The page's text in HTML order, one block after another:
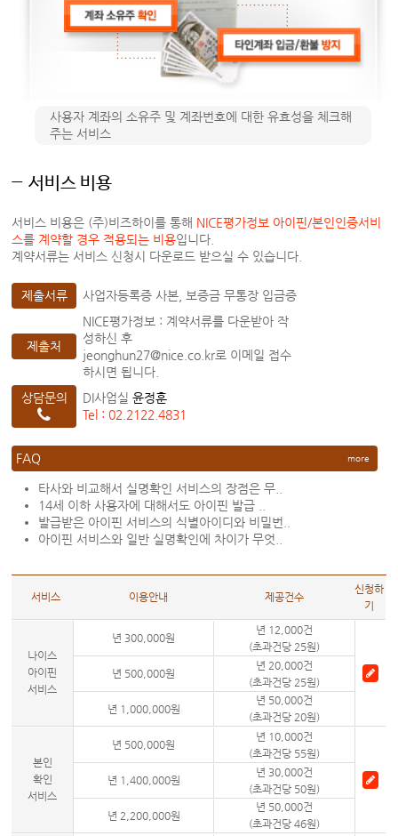
사용자 계좌의 소유주 및 계좌번호에 대한 유효성을 체크해
주는 서비스
서비스 비용
서비스 비용은 (주)비즈하이를 통해 NICE평가정보 아이핀/본인인증서비
스를 계약할 경우 적용되는 비용입니다.
계약서류는 서비스 신청시 다운로드 받으실 수 있습니다.
제출서류 사업자등록증 사본, 보증금 무통장 입금증
제출처
NICE평가정보 : 계약서류를 다운받아 작
성하신 후
jeonghun27@nice.co.kr로 이메일 접수
하시면 됩니다.
상담문의
DI사업실윤정훈
Tel : 02.2122.4831
FAQ more
타사와 비교해서 실명확인 서비스의 장점은 무..
14세 이하 사용자에 대해서도 아이핀 발급 ..
발급받은 아이핀 서비스의 식별아이디와 비밀번..
아이핀 서비스와 일반 실명확인에 차이가 무엇..
서비스 이용안내 제공건수
신청하
기
나이스
아이핀
서비스
년 300,000원
년 12,000건
(초과건당 25원)
년 500,000원
년 20,000건
(초과건당 25원)
년 1,000,000원
년 50,000건
(초과건당 20원)
본인
확인
서비스
년 500,000원
년 10,000건
(초과건당 55원)
년 1,400,000원
년 30,000건
(초과건당 50원)
년 2,200,000원
년 50,000건
(초과건당 46원)